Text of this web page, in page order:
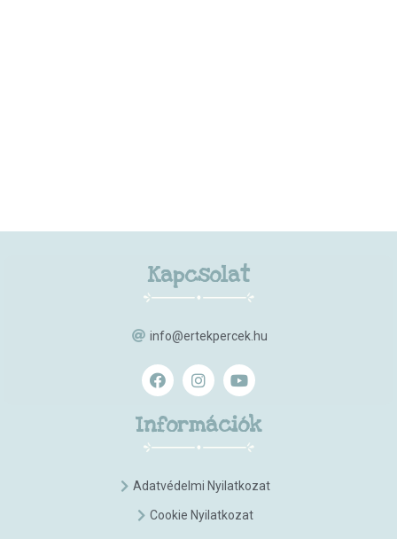
Információk
Adatvédelmi Nyilatkozat
Cookie Nyilatkozat
Kapcsolat
info@ertekpercek.hu